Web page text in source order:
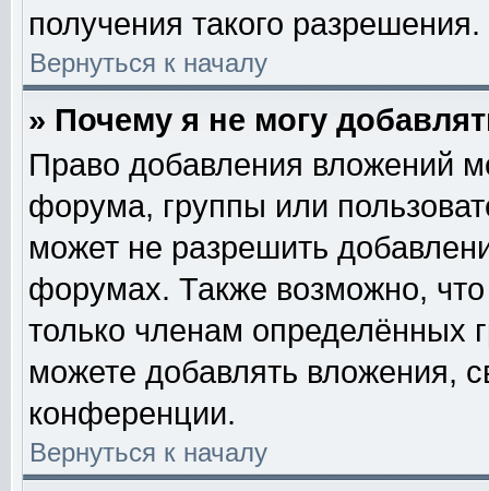
получения такого разрешения.
Вернуться к началу
» Почему я не могу
Право добавления вложений
форума, группы или
может не разрешить
форумах. Также возможно,
только членам определённых
можете добавлять вложения,
конференции.
Вернуться к началу